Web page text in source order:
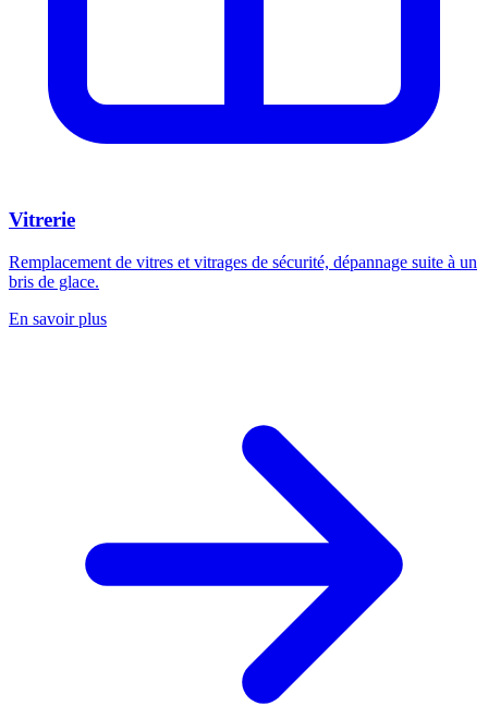
Vitrerie
Remplacement de vitres et vitrages de sécurité, dépannage suite à un
bris de glace.
En savoir plus